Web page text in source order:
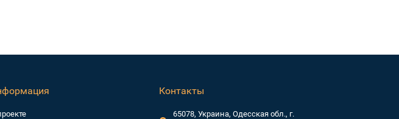
Контакты
65078, Украина, Одесская обл., г.